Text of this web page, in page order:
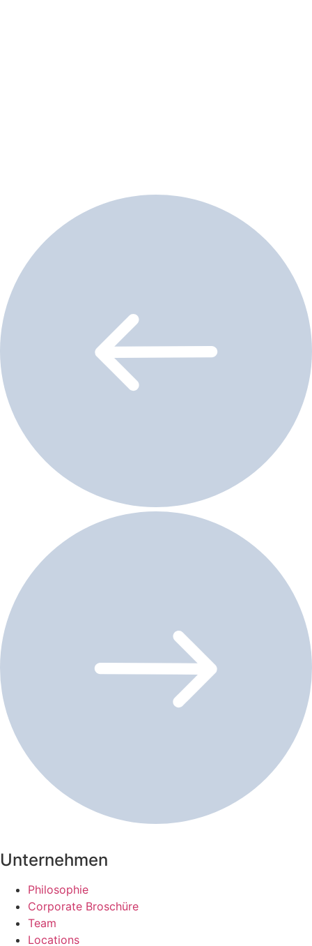
Unternehmen
Philosophie
Corporate Broschüre
Team
Locations